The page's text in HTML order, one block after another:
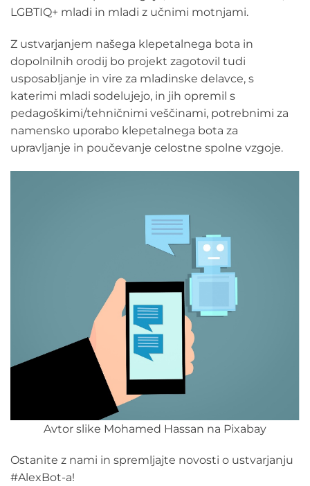
LGBTIQ+ mladi in mladi z učnimi motnjami.
Z ustvarjanjem našega klepetalnega bota in
dopolnilnih orodij bo projekt zagotovil tudi
usposabljanje in vire za mladinske delavce, s
katerimi mladi sodelujejo, in jih opremil s
pedagoškimi/tehničnimi veščinami, potrebnimi za
namensko uporabo klepetalnega bota za
upravljanje in poučevanje celostne spolne vzgoje.
Avtor slike Mohamed Hassan na Pixabay
Ostanite z nami in spremljajte novosti o ustvarjanju
#AlexBot-a!